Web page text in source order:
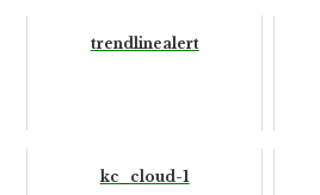
trendlinealert
kc_cloud-1